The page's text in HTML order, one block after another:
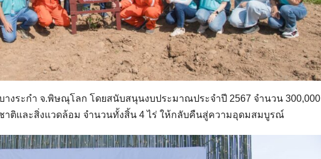
งระกำ จ.พิษณุโลก โดยสนับสนุนงบประมาณประจำปี 2567 จำนวน 300,000
ติและสิ่งแวดล้อม จำนวนทั้งสิ้น 4 ไร่ ให้กลับคืนสู่ความอุดมสมบูรณ์